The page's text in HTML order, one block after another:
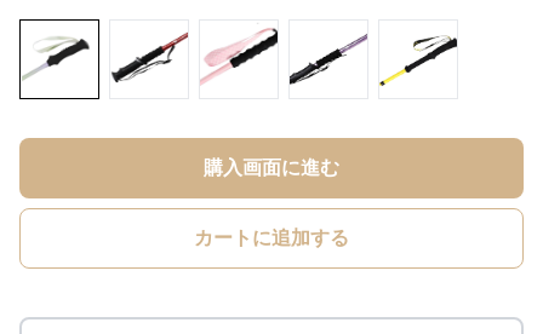
購入画面に進む
カートに追加する